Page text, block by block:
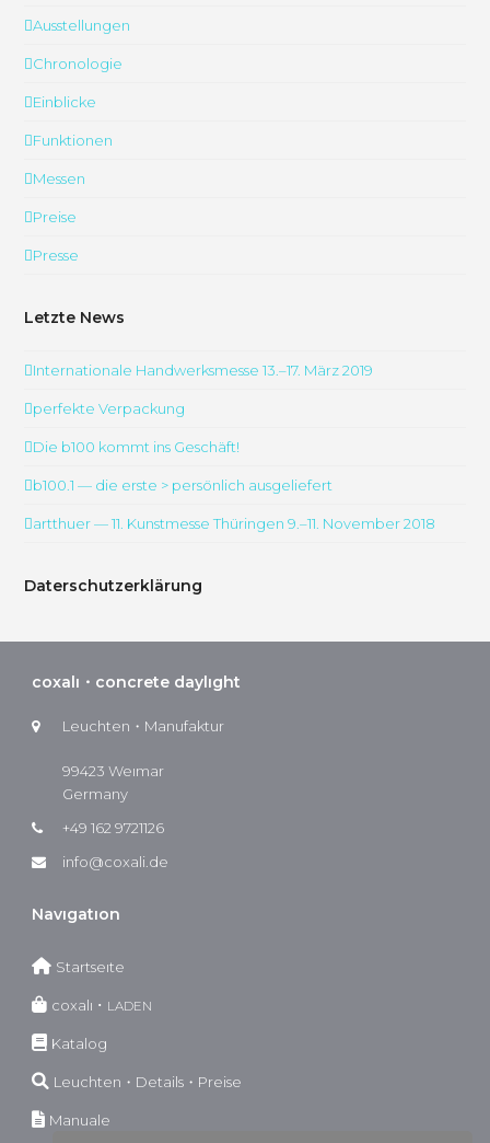
Ausstellungen
Chronologie
Einblicke
Funktionen
Messen
Preise
Presse
Letzte News
Internationale Handwerksmesse 13.–17. März 2019
perfekte Verpackung
Die b100 kommt ins Geschäft!
b100.1 — die erste > persönlich ausgeliefert
artthuer — 11. Kunstmesse Thüringen 9.–11. November 2018
Daterschutzerklärung
coxalı・concrete daylıght
Leuchten・Manufaktur
99423 Weımar
Germany
+49 162 9721126
info@coxali.de
Navıgatıon
Startseıte
coxalı ･ LADEN
Katalog
Leuchten・Details・Preise
Manuale